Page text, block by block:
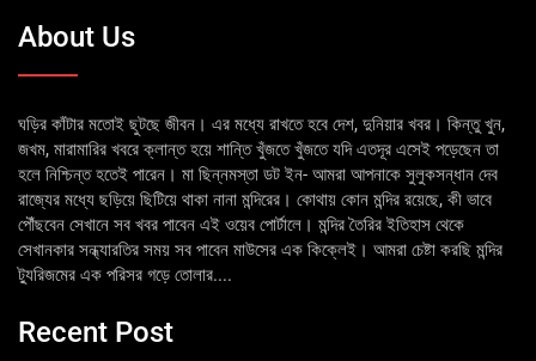
About Us
ঘড়ির কাঁটার মতোই ছুটছে জীবন। এর মধ্যে রাখতে হবে দেশ, দুনিয়ার খবর। কিন্তু খুন,
জখম, মারামারির খবরে ক্লান্ত হয়ে শান্তি খুঁজতে খুঁজতে যদি এতদূর এসেই পড়েছেন তা
হলে নিশ্চিন্ত হতেই পারেন। মা ছিন্নমস্তা ডট ইন- আমরা আপনাকে সুলুকসন্ধান দেব
রাজ্যের মধ্যে ছড়িয়ে ছিটিয়ে থাকা নানা মন্দিরের। কোথায় কোন মন্দির রয়েছে, কী ভাবে
পৌঁছবেন সেখানে সব খবর পাবেন এই ওয়েব পোর্টালে। মন্দির তৈরির ইতিহাস থেকে
সেখানকার সন্ধ্যারতির সময় সব পাবেন মাউসের এক কিক্লেই। আমরা চেষ্টা করছি মন্দির
ট্যুরিজমের এক পরিসর গড়ে তোলার....
Recent Post